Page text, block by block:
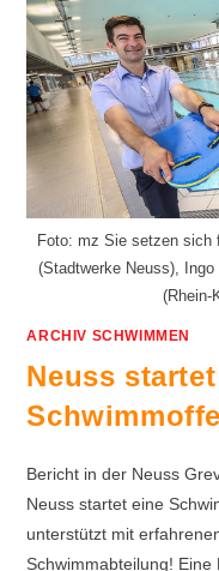
Foto: mz Sie setzen sich
(Stadtwerke Neuss),
(Rhein-
ARCHIV SCHWIMMEN
Neuss
Bericht in der Neuss
Neuss startet eine
unterstützt mit
Schwimmabteilung!